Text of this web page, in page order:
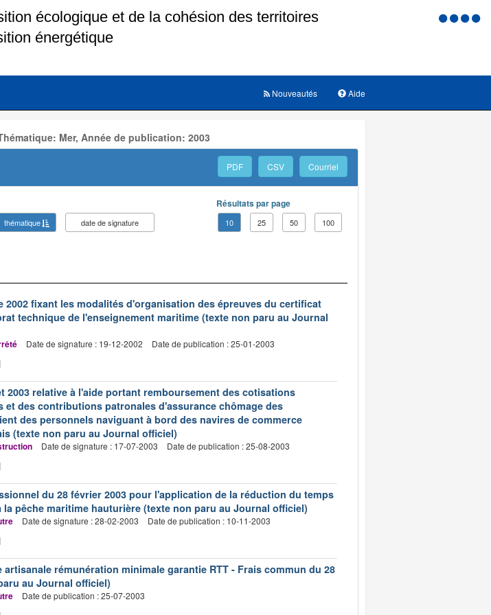
Menu
Aide
Nouveautés
Mer, Année de publication: 2003
PDF CSV Courriel
thématique
date de signature
Résultats par page
10 25 50 100
2002 fixant les modalités d'organisation des épreuves du certificat
technique de l'enseignement maritime (texte non paru au Journal
Date de signature : 19-12-2002 Date de publication : 25-01-2003
2003 relative à l'aide portant remboursement des cotisations
et des contributions patronales d'assurance chômage des
des personnels naviguant à bord des navires de commerce
(texte non paru au Journal officiel)
Date de signature : 17-07-2003 Date de publication : 25-08-2003
du 28 février 2003 pour l'application de la réduction du temps
la pêche maritime hauturière (texte non paru au Journal officiel)
Date de signature : 28-02-2003 Date de publication : 10-11-2003
rémunération minimale garantie RTT - Frais commun du 28
au Journal officiel)
Date de publication : 25-07-2003